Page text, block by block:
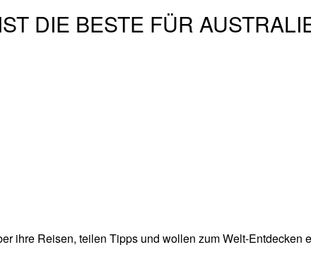
DIE BESTE FÜR
ihre Reisen, teilen Tipps und wollen zum Welt-Entdecken